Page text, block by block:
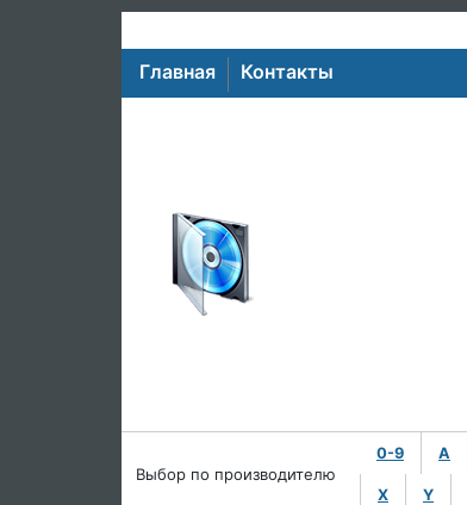
Главная Контакты
Выбор по производителю
0-9 A
X Y